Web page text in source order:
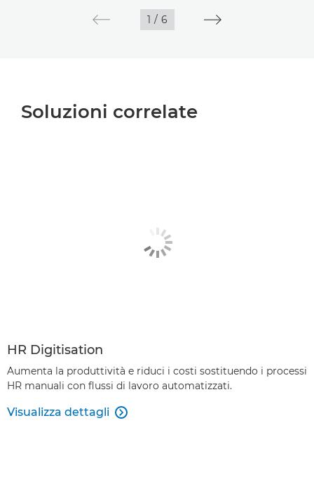
1 / 6
Soluzioni correlate
HR Digitisation
Aumenta la produttività e riduci i costi sostituendo i processi
HR manuali con flussi di lavoro automatizzati.
Visualizza dettagli 